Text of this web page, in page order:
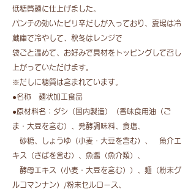
低糖質麺に仕上げました。
パンチの効いたピリ辛だしが入っており、夏場は冷
蔵庫で冷やして、秋冬はレンジで
袋ごと温めて、お好みで具材をトッピングして召し
上がっていただけます。
※だしに糖質は含まれています。
●名称 麺状加工食品
​●原材料名：ダシ（国内製造）（香味食用油（ご
ま・大豆を含む）、発酵調味料、食塩、
砂糖、しょうゆ（小麦・大豆を含む）、 魚介エ
キス（さばを含む）、魚醤（魚介類）、
酵母エキス（小麦・大豆を含む））、麺（粉末グ
ルコマンナン）/粉末セルロース、